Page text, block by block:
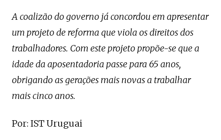
A coalizão do governo já concordou em apresentar
um projeto de reforma que viola os direitos dos
trabalhadores. Com este projeto propõe-se que a
idade da aposentadoria passe para 65 anos,
obrigando as gerações mais novas a trabalhar
mais cinco anos.
Por: IST Uruguai